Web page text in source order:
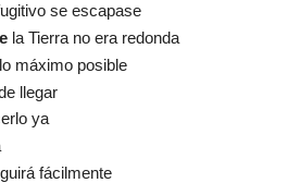
se escapase
la Tierra no era redonda
máximo posible
llegar
ya
fácilmente